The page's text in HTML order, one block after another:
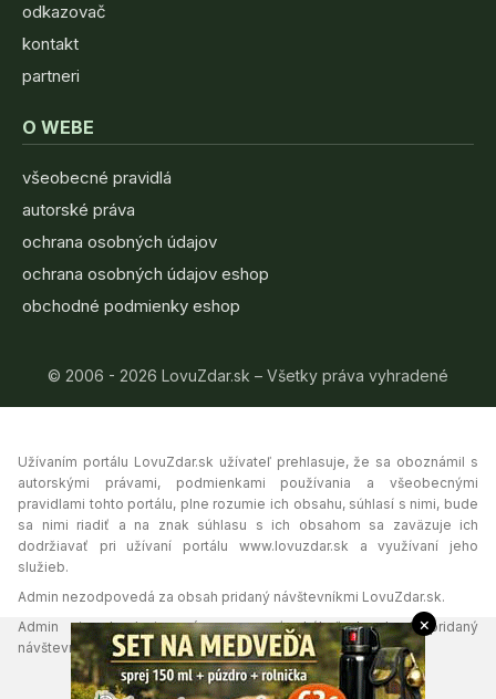
odkazovač
kontakt
partneri
O WEBE
všeobecné pravidlá
autorské práva
ochrana osobných údajov
ochrana osobných údajov eshop
obchodné podmienky eshop
© 2006 - 2026 LovuZdar.sk – Všetky práva vyhradené
Užívaním portálu LovuZdar.sk užívateľ prehlasuje, že sa oboznámil s
autorskými právami, podmienkami používania a všeobecnými
pravidlami tohto portálu, plne rozumie ich obsahu, súhlasí s nimi, bude
sa nimi riadiť a na znak súhlasu s ich obsahom sa zaväzuje ich
dodržiavať pri užívaní portálu www.lovuzdar.sk a využívaní jeho
služieb.
Admin nezodpovedá za obsah pridaný návštevníkmi LovuZdar.sk.
Admin si vyhradzuje právo vymazať akýkoľvek obsah pridaný
návštevníkmi portálu, ak tak uzná za vhodné.
×